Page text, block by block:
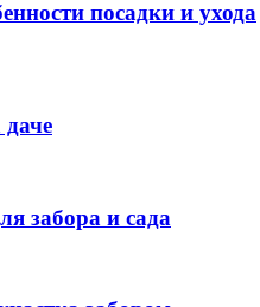
посадки и ухода
забора и сада